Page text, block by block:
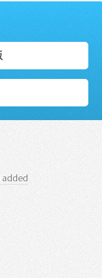
added